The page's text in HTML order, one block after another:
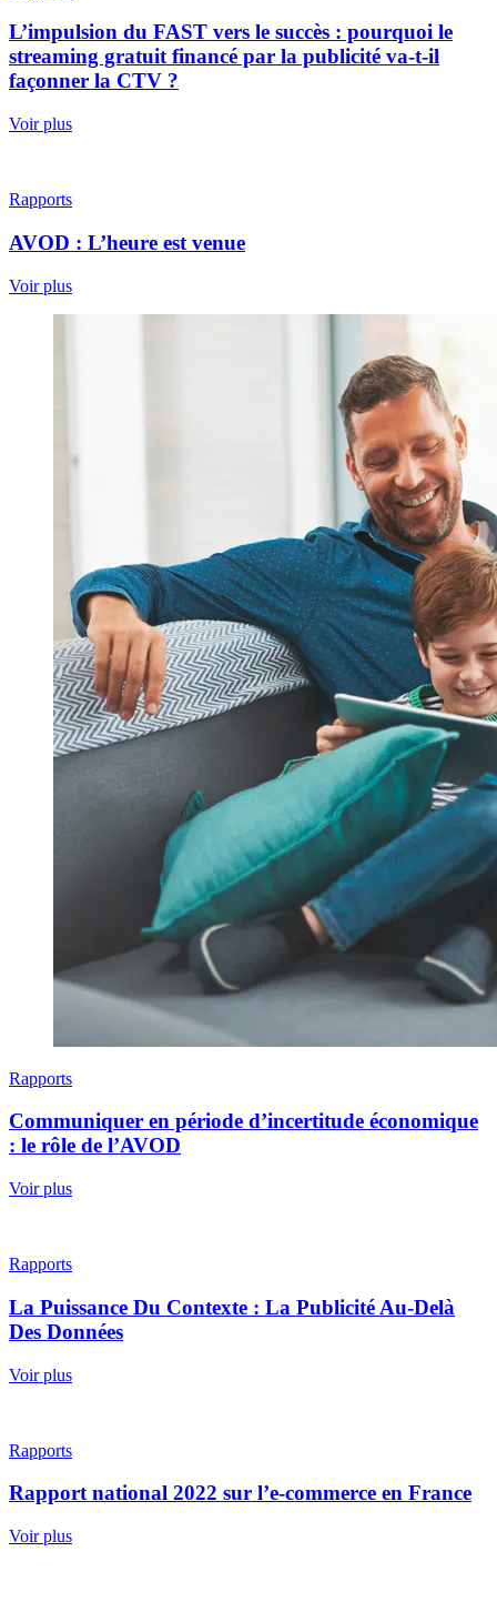
L’impulsion du FAST vers le succès : pourquoi le
streaming gratuit financé par la publicité va-t-il
façonner la CTV ?
Voir plus
Rapports
AVOD : L’heure est venue
Voir plus
Rapports
Communiquer en période d’incertitude économique
: le rôle de l’AVOD
Voir plus
Rapports
La Puissance Du Contexte : La Publicité Au-Delà
Des Données
Voir plus
Rapports
Rapport national 2022 sur l’e-commerce en France
Voir plus